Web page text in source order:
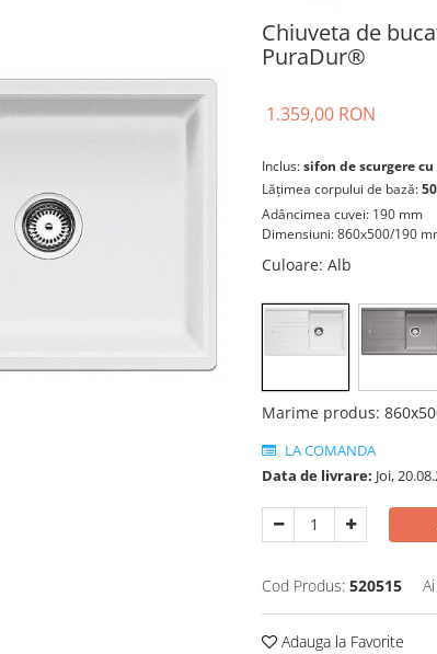
Chiuveta de
PuraDur®
1.359,00 RON
Inclus:sifon de scurgere
Lățimea corpului de bază:
Adâncimea cuvei: 190 mm
Dimensiuni: 860x500/190
Culoare: Alb
Marime produs:
LA COMANDA
Data de livrare: Joi,
Cod Produs: 520515
Adauga la Favorite